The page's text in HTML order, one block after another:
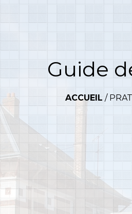
Guide
ACCUEIL /